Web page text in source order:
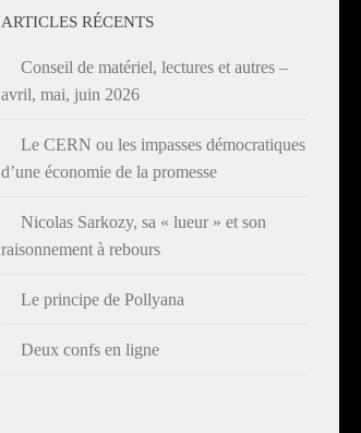
ARTICLES RÉCENTS
Conseil de matériel, lectures et autres –
avril, mai, juin 2026
Le CERN ou les impasses démocratiques
d’une économie de la promesse
Nicolas Sarkozy, sa « lueur » et son
raisonnement à rebours
Le principe de Pollyana
Deux confs en ligne